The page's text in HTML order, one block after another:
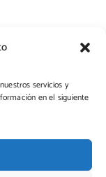
servicios y
en el siguiente